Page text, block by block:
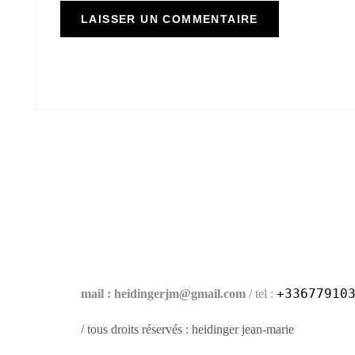
mail : heidingerjm@gmail.com / tel :
/ tous droits réservés : heidinger jean-marie